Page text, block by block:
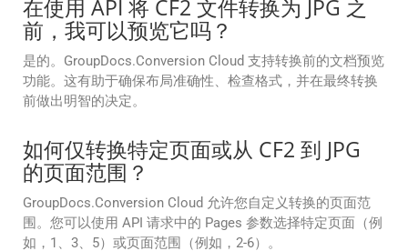
在使用 API 将 CF2 文件转换为 JPG 之
前，我可以预览它吗？
是的。GroupDocs.Conversion Cloud 支持转换前的文档预览
功能。这有助于确保布局准确性、检查格式，并在最终转换
前做出明智的决定。
如何仅转换特定页面或从 CF2 到 JPG
的页面范围？
GroupDocs.Conversion Cloud 允许您自定义转换的页面范
围。您可以使用 API 请求中的 Pages 参数选择特定页面（例
如，1、3、5）或页面范围（例如，2-6）。